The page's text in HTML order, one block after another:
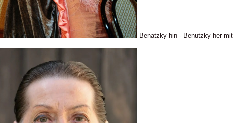
Benatzky hin - Benutzky her mit